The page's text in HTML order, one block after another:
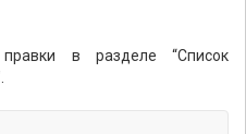
в разделе “Список